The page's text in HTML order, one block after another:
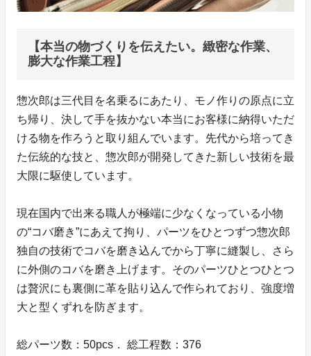
【本当の物づくりを伝えたい。緻密な作業、
膨大な作業工程】
惣次郎は三代目を名乗るにあたり、モノ作りの原点に立
ち帰り、決して手を抜かない本当にお客様に納得いただ
ける物を作ろうと取り組んでいます。先代から培ってき
た伝統的な技と、惣次郎が開発してきた新しい技術を最
大限に駆使しています。
現在国内で出来る職人が極端に少なくなっている小物
の“コバ磨き”にあえて拘り、パーツをひとつずつ惣次郎
独自の技術でコバを磨き込んでから丁寧に縫製し、さら
に外側のコバを磨き上げます。そのパーツひとつひとつ
は贅沢にも裏側に革を貼り込んで作られており、強度増
大と型くずれを防ぎます。
総パーツ数：50pcs． 総工程数：376